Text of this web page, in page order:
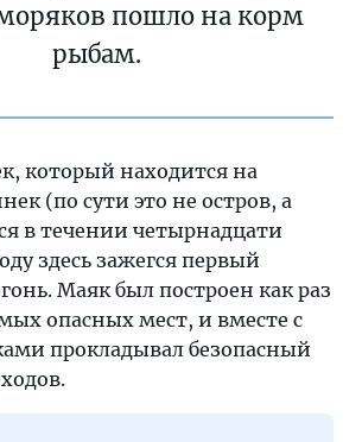
пошло на корм
рыбам.
который находится на
(по сути это не остров, а
в течении четырнадцати
здесь зажегся первый
Маяк был построен как раз
опасных мест, и вместе с
прокладывал безопасный